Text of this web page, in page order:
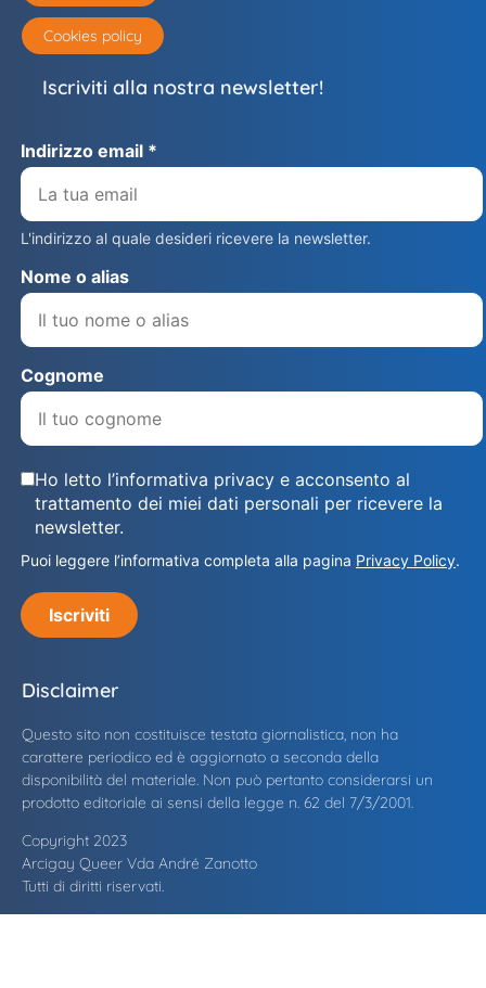
Cookies policy
Iscriviti alla nostra newsletter!
Indirizzo email *
L'indirizzo al quale desideri ricevere la newsletter.
Nome o alias
Cognome
Ho letto l’informativa privacy e acconsento al
trattamento dei miei dati personali per ricevere la
newsletter.
Puoi leggere l’informativa completa alla pagina Privacy Policy.
Iscriviti
Disclaimer
Questo sito non costituisce testata giornalistica, non ha
carattere periodico ed è aggiornato a seconda della
disponibilità del materiale. Non può pertanto considerarsi un
prodotto editoriale ai sensi della legge n. 62 del 7/3/2001.
Copyright 2023
Arcigay Queer Vda André Zanotto
Tutti di diritti riservati.